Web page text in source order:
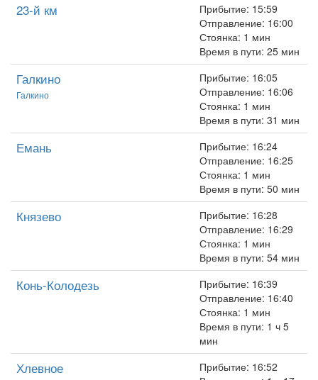
23-й км
Прибытие: 15:59
Отправление: 16:00
Стоянка: 1 мин
Время в пути: 25 мин
Галкино
Галкино
Прибытие: 16:05
Отправление: 16:06
Стоянка: 1 мин
Время в пути: 31 мин
Емань
Прибытие: 16:24
Отправление: 16:25
Стоянка: 1 мин
Время в пути: 50 мин
Князево
Прибытие: 16:28
Отправление: 16:29
Стоянка: 1 мин
Время в пути: 54 мин
Конь-Колодезь
Прибытие: 16:39
Отправление: 16:40
Стоянка: 1 мин
Время в пути: 1 ч 5
мин
Хлевное
Прибытие: 16:52